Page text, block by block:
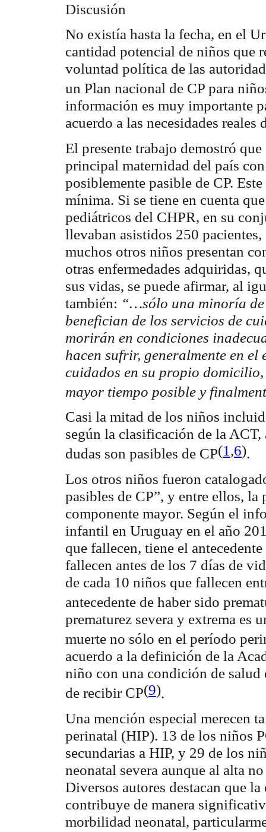
Discusión
No existía hasta la fecha, en el
cantidad potencial de niños que
voluntad política de las
un Plan nacional de CP para
información es muy importante
acuerdo a las necesidades reales
El presente trabajo demostró
principal maternidad del país
posiblemente pasible de CP.
mínima. Si se tiene en cuenta
pediátricos del CHPR, en su
llevaban asistidos 250
muchos otros niños presentan
otras enfermedades adquiridas,
sus vidas, se puede afirmar, al
también: “…sólo una minoría de
benefician de los servicios de
morirán en condiciones
hacen sufrir, generalmente en
cuidados en su propio
mayor tiempo posible y
Casi la mitad de los niños
según la clasificación de la
dudas son pasibles de CP(1 ,6).
Los otros niños fueron
pasibles de CP”, y entre ellos, la
componente mayor. Según el
infantil en Uruguay en el año
que fallecen, tiene el
fallecen antes de los 7 días de
de cada 10 niños que fallecen
antecedente de haber sido
prematurez severa y extrema es
muerte no sólo en el período
acuerdo a la definición de la
niño con una condición de
de recibir CP(9).
Una mención especial merecen
perinatal (HIP). 13 de los niños
secundarias a HIP, y 29 de los
neonatal severa aunque al alta
Diversos autores destacan que
contribuye de manera
morbilidad neonatal,